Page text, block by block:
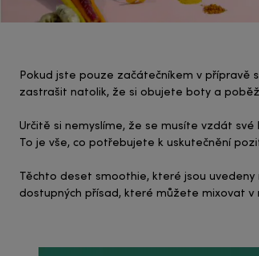
Pokud jste pouze začátečníkem v přípravě
zastrašit natolik, že si obujete boty a
Určitě si nemyslíme, že se musíte vzdát
To je vše, co potřebujete k uskutečnění
Těchto deset smoothie, které jsou
dostupných přísad, které můžete mixovat